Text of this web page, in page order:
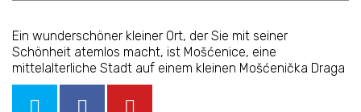
Ein wunderschöner kleiner Ort, der Sie mit seiner
Schönheit atemlos macht, ist Mošćenice, eine
mittelalterliche Stadt auf einem kleinen Mošćenička Draga